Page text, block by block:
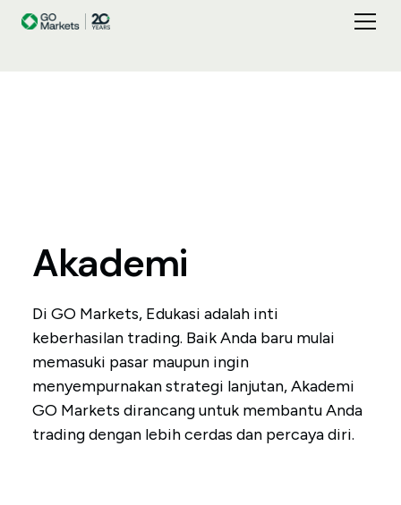
Akademi
Di GO Markets, Edukasi adalah inti
keberhasilan trading. Baik Anda baru mulai
memasuki pasar maupun ingin
menyempurnakan strategi lanjutan, Akademi
GO Markets dirancang untuk membantu Anda
trading dengan lebih cerdas dan percaya diri.